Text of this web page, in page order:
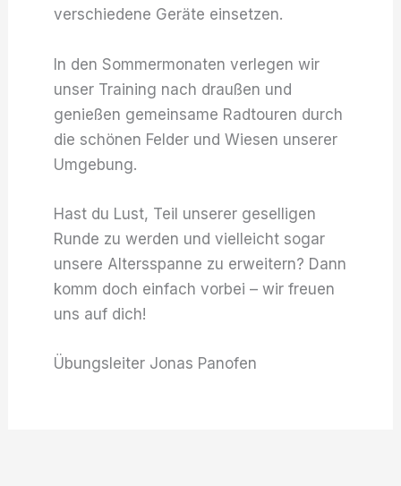
verschiedene Geräte einsetzen.
In den Sommermonaten verlegen wir
unser Training nach draußen und
genießen gemeinsame Radtouren durch
die schönen Felder und Wiesen unserer
Umgebung.
Hast du Lust, Teil unserer geselligen
Runde zu werden und vielleicht sogar
unsere Altersspanne zu erweitern? Dann
komm doch einfach vorbei – wir freuen
uns auf dich!
Übungsleiter Jonas Panofen